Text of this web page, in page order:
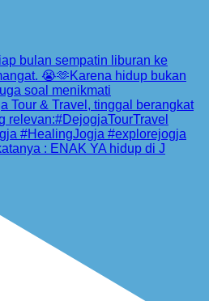
: ENAK YA hidup di J